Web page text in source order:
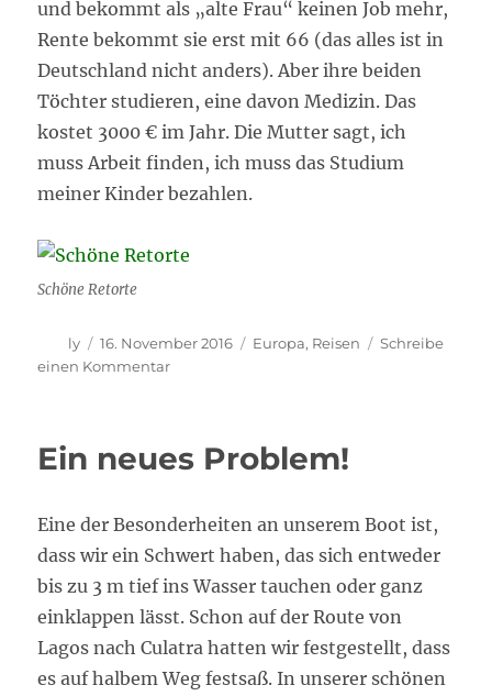
und bekommt als „alte Frau“ keinen Job mehr,
Rente bekommt sie erst mit 66 (das alles ist in
Deutschland nicht anders). Aber ihre beiden
Töchter studieren, eine davon Medizin. Das
kostet 3000 € im Jahr. Die Mutter sagt, ich
muss Arbeit finden, ich muss das Studium
meiner Kinder bezahlen.
Schöne Retorte
Autor
ly
Veröffentlicht
am
16. November 2016 Kategorien
Europa, Reisen
Schreibe
einen Kommentarzu
Ein neues Problem!
Eine der Besonderheiten an unserem Boot ist,
dass wir ein Schwert haben, das sich entweder
bis zu 3 m tief ins Wasser tauchen oder ganz
einklappen lässt. Schon auf der Route von
Lagos nach Culatra hatten wir festgestellt, dass
es auf halbem Weg festsaß. In unserer schönen